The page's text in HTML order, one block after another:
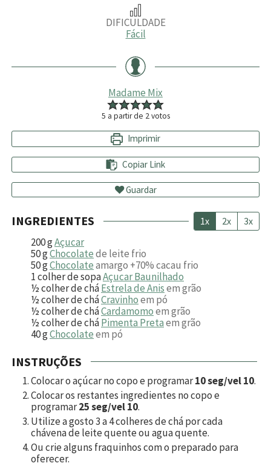
DIFICULDADE
Fácil
Madame Mix
5 a partir de 2votos
Imprimir
Copiar Link
Guardar
INGREDIENTES 1x 2x 3x
200gAçucar
50gChocolatede leite frio
50gChocolateamargo +70% cacau frio
1colher de sopaAçucar Baunilhado
½colher de cháEstrela de Anisem grão
½colher de cháCravinhoem pó
½colher de cháCardamomoem grão
½colher de cháPimenta Pretaem grão
40gChocolateem pó
INSTRUÇÕES
Colocar o açúcar no copo e programar10 seg/vel 10.
Colocar os restantes ingredientes no copo e
programar25 seg/vel 10.
Utilize a gosto 3 a 4 colheres de chá por cada
chávena de leite quente ou agua quente.
Ou crie alguns fraquinhos com o preparado para
oferecer.